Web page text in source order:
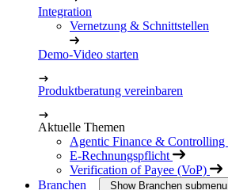
Integration
Vernetzung & Schnittstellen
Demo-Video starten
Produktberatung vereinbaren
Aktuelle Themen
Agentic Finance & Controlling
E-Rechnungspflicht
Verification of Payee (VoP)
Branchen
Show Branchen submenu